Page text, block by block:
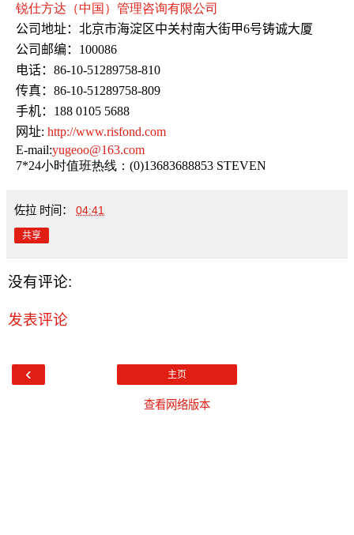
锐仕方达 （中国）管理咨询有限公司
公司地址：北京市海淀区中关村南大街甲6号铸诚大厦
公司邮编： 100086
电话： 86-10-51289758-810
传真： 86-10-51289758-809
手机： 188 0105 5688
网址: http://www.risfond.com
E-mail:yugeoo@163.com
7*24小时值班热线：(0)13683688853 STEVEN
佐拉 时间： 04:41
共享
没有评论:
发表评论
‹ 主页
查看网络版本